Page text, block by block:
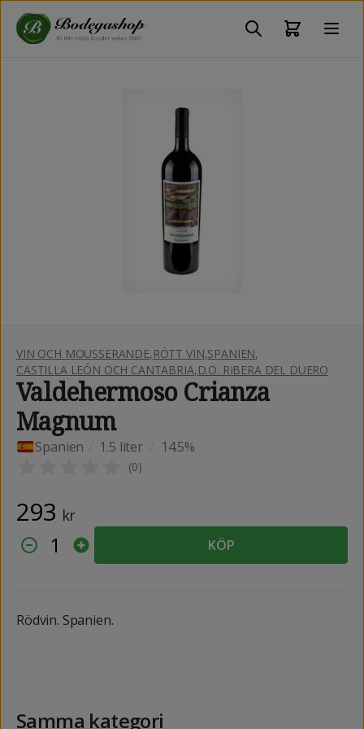
VIN OCH MOUSSERANDE,RÖTT VIN,SPANIEN,
CASTILLA LEÓN OCH CANTABRIA,D.O. RIBERA DEL DUERO
Valdehermoso Crianza
Magnum
Spanien 1.5 liter 14.5%
(0)
293 kr
1 KÖP
Rödvin. Spanien.
Samma kategori